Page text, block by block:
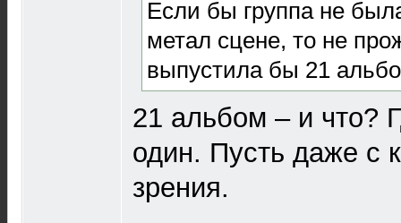
Если бы группа не
метал сцене, то не
выпустила бы 21
21 альбом – и что?
один. Пусть даже с
зрения.